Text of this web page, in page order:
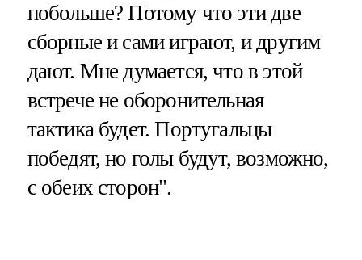
побольше? Потому что эти две
сборные и сами играют, и другим
дают. Мне думается, что в этой
встрече не оборонительная
тактика будет. Португальцы
победят, но голы будут, возможно,
с обеих сторон".